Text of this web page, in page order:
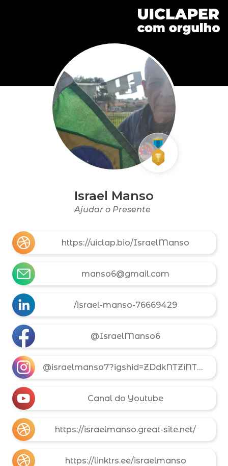
Israel Manso
Ajudar o Presente
https://uiclap.bio/IsraelManso
manso6@gmail.com
/israel-manso-76669429
@IsraelManso6
@israelmanso7?igshid=ZDdkNTZiNTM=
Canal do Youtube
https://israelmanso.great-site.net/
https://linktrs.ee/israelmanso